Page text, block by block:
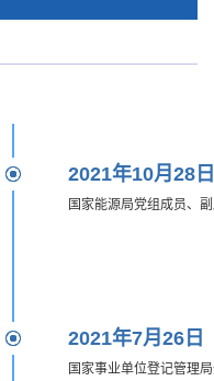
2021年10月28日
国家能源局党组成员、
2021年7月26日
国家事业单位登记管理